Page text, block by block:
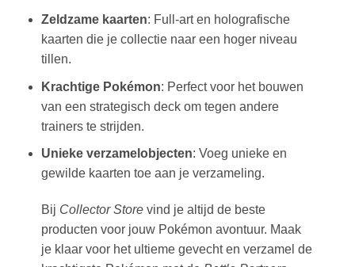
Zeldzame kaarten: Full-art en holografische
kaarten die je collectie naar een hoger niveau
tillen.
Krachtige Pokémon: Perfect voor het bouwen
van een strategisch deck om tegen andere
trainers te strijden.
Unieke verzamelobjecten: Voeg unieke en
gewilde kaarten toe aan je verzameling.
Bij Collector Storevind je altijd de beste
producten voor jouw Pokémon avontuur. Maak
je klaar voor het ultieme gevecht en verzamel de